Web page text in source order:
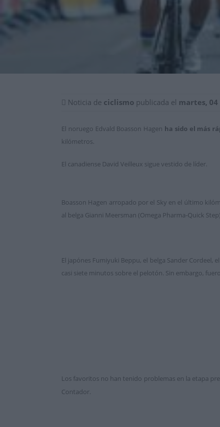
Noticia de ciclismo publicada el martes,
El noruego Edvald Boasson Hagen ha sido el más
kilómetros.
El canadiense David Veilleux sigue vestido de líder.
Boasson Hagen arropado por el Sky en el último
al belga Gianni Meersman (Omega Pharma-Quick
El japónes Fumiyuki Beppu, el belga Sander Cordeel,
casi siete minutos sobre el pelotón. Sin embargo,
Los favoritos no han tenido problemas en la etapa
Contador.